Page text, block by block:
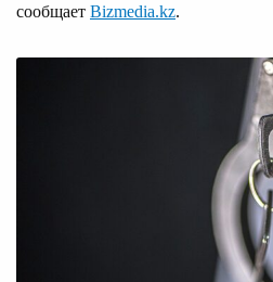
сообщает Bizmedia.kz.